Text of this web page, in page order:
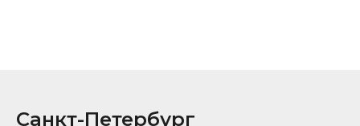
Санкт-Петербург